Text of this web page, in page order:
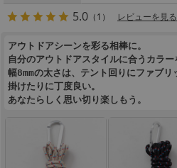
5.0 （1） レビューを見る
アウトドアシーンを彩る相棒に。
自分のアウトドアスタイルに合うカラー
幅8mmの太さは、テント回りにファブ
掛けたりに丁度良い。
あなたらしく思い切り楽しもう。